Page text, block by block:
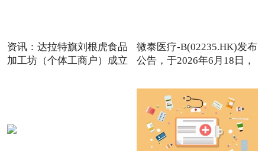
资讯：达拉特旗刘根虎食品
加工坊（个体工商户）成立
微泰医疗-B(02235.HK)发布
公告，于2026年6月18日，